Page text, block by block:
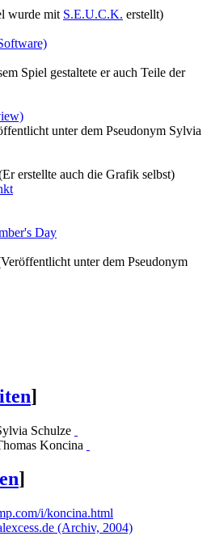
wurde mit S.E.U.C.K. erstellt)
Spiel gestaltete er auch Teile der
unter dem Pseudonym Sylvia
erstellte auch die Grafik selbst)
Day
unter dem Pseudonym
]
Schulze
Koncina
]
i/koncina.html
(Archiv, 2004)